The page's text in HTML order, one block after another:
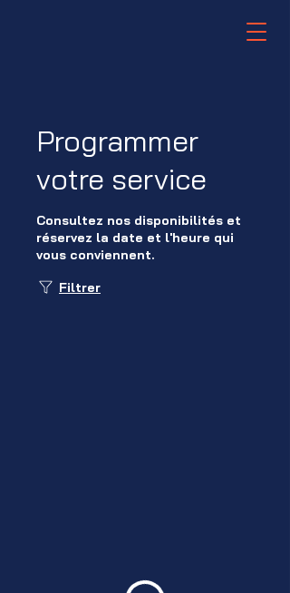
Programmer
votre service
Consultez nos disponibilités et
réservez la date et l'heure qui
vous conviennent.
Filtrer